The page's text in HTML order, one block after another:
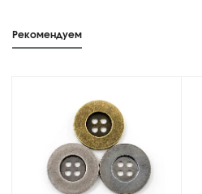
Рекомендуем